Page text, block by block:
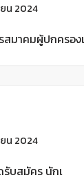
น 2024
สมาคมผู้ปกครอง
น 2024
รับสมัคร นักเ